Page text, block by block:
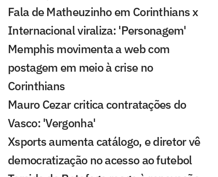
Fala de Matheuzinho em Corinthians x
Internacional viraliza: 'Personagem'
Memphis movimenta a web com
postagem em meio à crise no
Corinthians
Mauro Cezar critica contratações do
Vasco: 'Vergonha'
Xsports aumenta catálogo, e diretor vê
democratização no acesso ao futebol